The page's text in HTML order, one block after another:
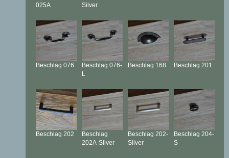
025A
Silver
Beschlag 076 Beschlag 076-
L
Beschlag 168 Beschlag 201
Beschlag 202
Beschlag
202A-Silver
Beschlag 202-
Silver
Beschlag 204-
S